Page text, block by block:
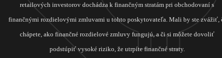
retailových investorov dochádza k finančným stratám pri obchodovaní s
finančnými rozdielovými zmluvami u tohto poskytovateľa. Mali by ste zvážiť,
chápete, ako finančné rozdielové zmluvy fungujú, a či si môžete dovoliť
podstúpiť vysoké riziko, že utrpíte finančné straty.